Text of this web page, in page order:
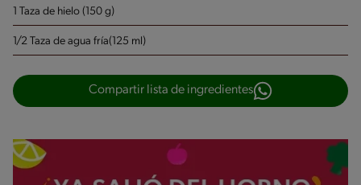
1 Taza de hielo (150 g)
1/2 Taza de agua fría(125 ml)
Compartir lista de ingredientes